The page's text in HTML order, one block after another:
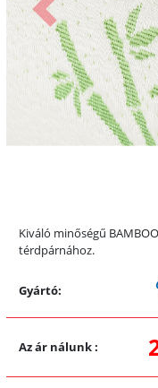
Előző
Kiváló minőségű
térdpárnához.
Gyártó:
Az ár nálunk: